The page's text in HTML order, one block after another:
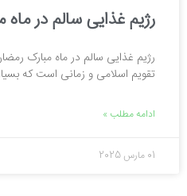
رژیم غذایی سالم در
رژیم غذایی سالم در ماه مبارک
تقویم اسلامی و زمانی است که
ادامه مطلب »
01 مارس 2025